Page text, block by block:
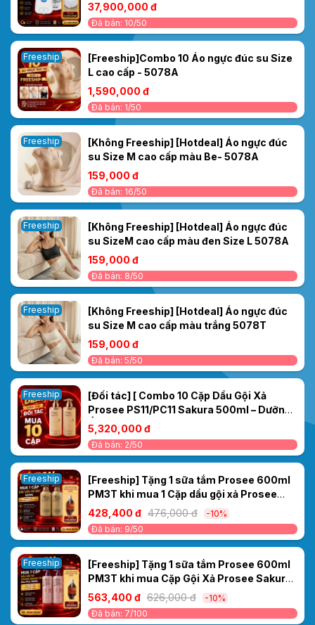
37,900,000 đ
Đã bán: 10/50
Freeship
[Freeship]Combo 10 Áo ngực đúc su Size
L cao cấp - 5078A
1,590,000 đ
Đã bán: 1/50
Freeship
[Không Freeship] [Hotdeal] Áo ngực đúc
su Size M cao cấp màu Be- 5078A
159,000 đ
Đã bán: 16/50
Freeship
[Không Freeship] [Hotdeal] Áo ngực đúc
su SizeM cao cấp màu đen Size L 5078A
159,000 đ
Đã bán: 8/50
Freeship
[Không Freeship] [Hotdeal] Áo ngực đúc
su Size M cao cấp màu trắng 5078T
159,000 đ
Đã bán: 5/50
Freeship
[Đối tác] [ Combo 10 Cặp Dầu Gội Xả
Prosee PS11/PC11 Sakura 500ml – Dưỡng
Ẩm & Làm Mượt Tóc Tức Thì
5,320,000 đ
Đã bán: 2/50
Freeship
[Freeship] Tặng 1 sữa tắm Prosee 600ml
PM3T khi mua 1 Cặp dầu gội xả Prosee
nâu 500ml PS5/PC5
428,400 đ 476,000 đ
-10%
Đã bán: 9/50
Freeship
[Freeship] Tặng 1 sữa tắm Prosee 600ml
PM3T khi mua Cặp Gội Xả Prosee Sakura
Tím PS4/PC4 700ml– Cho Tóc Dầu, Giảm
Bết Dính & Chống Rụng
563,400 đ 626,000 đ
-10%
Đã bán: 7/100